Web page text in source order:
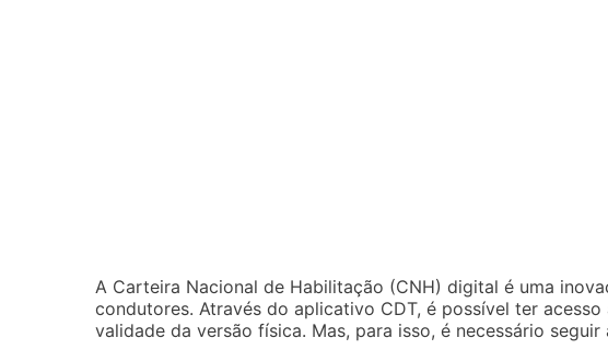
A Carteira Nacional de Habilitação (CNH) digital é uma
condutores. Através do aplicativo CDT, é possível ter
validade da versão física. Mas, para isso, é necessário seguir